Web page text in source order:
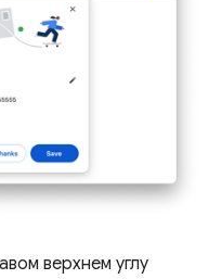
верхнем углу